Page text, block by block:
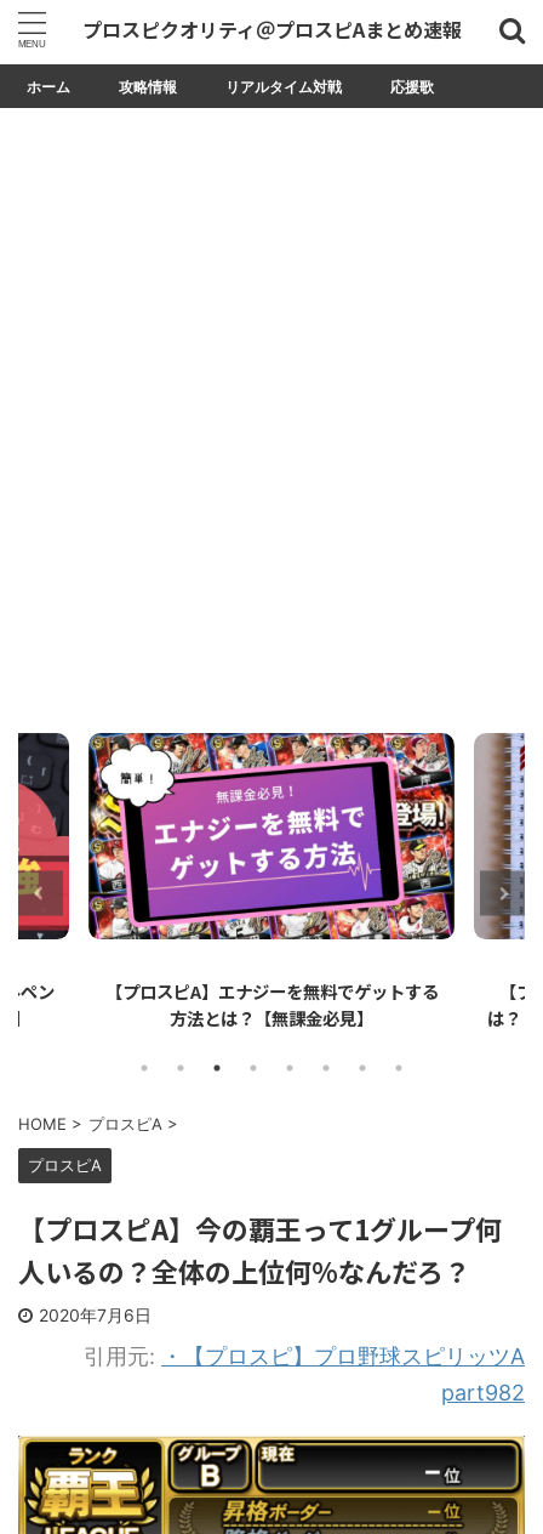
プロスピクオリティ＠プロスピAまとめ速報
ホーム 攻略情報 リアルタイム対戦 応援歌
する
【プロスピA】ペーパーライクフィルムと
は？リアタイでのメリット・デメリットを解
【
HOME > プロスピA
【プロスピA】今の覇王って1グループ何
人いるの？全体の上位何%なんだろ？
・【プロスピ】プロ野球スピリッツA